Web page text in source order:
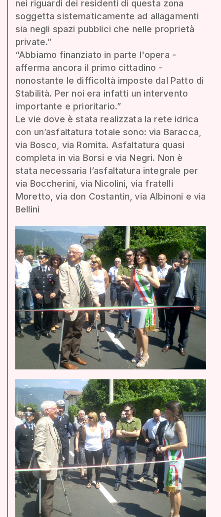
nei riguardi dei residenti di questa zona
soggetta sistematicamente ad allagamenti
sia negli spazi pubblici che nelle proprietà
private.”
“Abbiamo finanziato in parte l'opera -
afferma ancora il primo cittadino -
nonostante le difficoltà imposte dal Patto di
Stabilità. Per noi era infatti un intervento
importante e prioritario.”
Le vie dove è stata realizzata la rete idrica
con un’asfaltatura totale sono: via Baracca,
via Bosco, via Romita. Asfaltatura quasi
completa in via Borsi e via Negri. Non è
stata necessaria l’asfaltatura integrale per
via Boccherini, via Nicolini, via fratelli
Moretto, via don Costantin, via Albinoni e via
Bellini